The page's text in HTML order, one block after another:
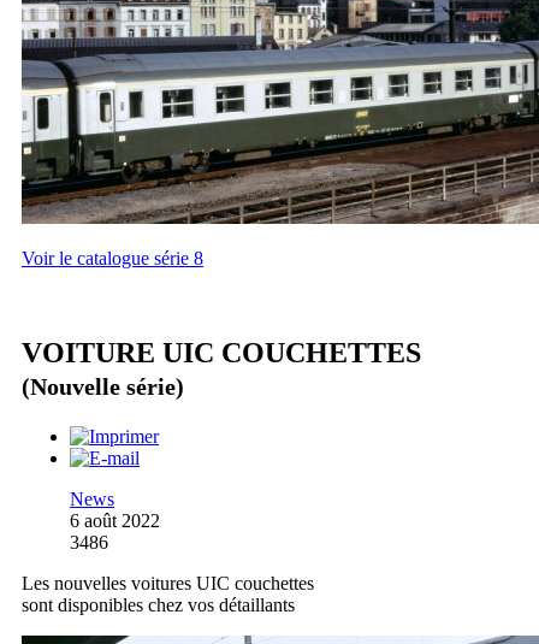
Voir le catalogue série 8
VOITURE UIC COUCHETTES
(Nouvelle série)
News
6 août 2022
3486
Les nouvelles voitures UIC couchettes
sont disponibles chez vos détaillants